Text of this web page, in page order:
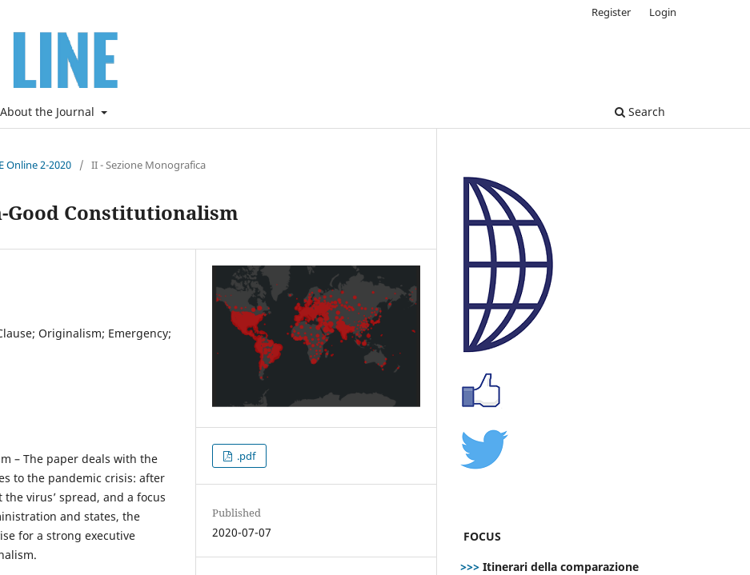
About the Journal Search
Register Login
Online 2-2020 / II - Sezione Monografica
Constitutionalism
Originalism; Emergency;
– The paper deals with the
to the pandemic crisis: after
virus’ spread, and a focus
and states, the
for a strong executive
.pdf
Published
2020-07-07
FOCUS
>>> Itinerari della comparazione